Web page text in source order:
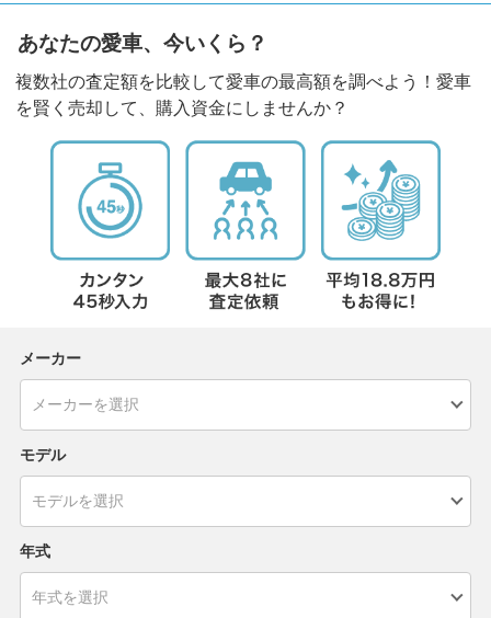
あなたの愛車、今いくら？
複数社の査定額を比較して愛車の最高額を調べよう！愛車
を賢く売却して、購入資金にしませんか？
メーカー
モデル
年式